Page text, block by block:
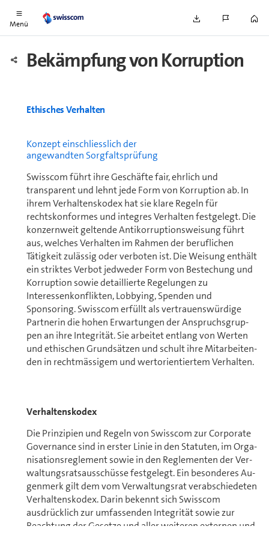
Menü
Bekämpfung von Korruption
Ethisches Verhalten
Konzept ein­schliess­lich der
angewandten Sorgfaltsprüfung
Swisscom führt ihre Geschäfte fair, ehrlich und
transparent und lehnt jede Form von Korruption ab. In
ihrem Ver­hal­tens­ko­dex hat sie klare Regeln für
rechtskonformes und integres Verhalten festgelegt. Die
konzernweit geltende Antikorruptionsweisung führt
aus, welches Verhalten im Rahmen der beruflichen
Tätigkeit zulässig oder verboten ist. Die Weisung enthält
ein striktes Verbot jedweder Form von Bestechung und
Korruption sowie detaillierte Regelungen zu
Interessenkonflikten, Lobbying, Spenden und
Sponsoring. Swisscom erfüllt als ver­trau­ens­wür­di­ge
Partnerin die hohen Erwartungen der An­spruchs­grup­
pen an ihre Integrität. Sie arbeitet entlang von Werten
und ethischen Grund­sät­zen und schult ihre Mit­ar­bei­ten­
den in rechtmässigem und wertorientiertem Verhalten.
Ver­hal­tens­ko­dex
Die Prinzipien und Regeln von Swisscom zur Corporate
Governance sind in erster Linie in den Statuten, im Or­ga­
ni­sa­ti­ons­re­gle­ment sowie in den Reglementen der Ver­
wal­tungs­ratsausschüsse festgelegt. Ein besonderes Au­
gen­merk gilt dem vom Ver­wal­tungs­rat verabschiedeten
Ver­hal­tens­ko­dex. Darin bekennt sich Swisscom
ausdrücklich zur umfassenden Integrität sowie zur
Beachtung der Gesetze und aller weiteren externen und